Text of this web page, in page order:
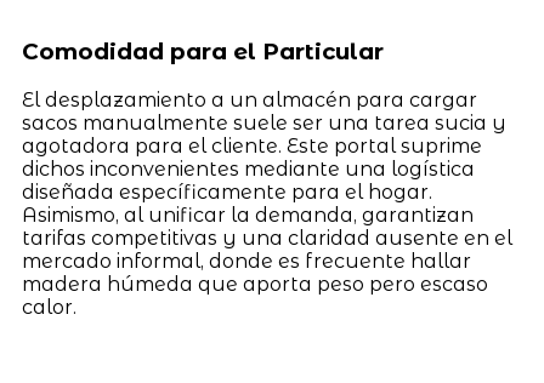
Comodidad para el Particular
El desplazamiento a un almacén para cargar
sacos manualmente suele ser una tarea sucia y
agotadora para el cliente. Este portal suprime
dichos inconvenientes mediante una logística
diseñada específicamente para el hogar.
Asimismo, al unificar la demanda, garantizan
tarifas competitivas y una claridad ausente en el
mercado informal, donde es frecuente hallar
madera húmeda que aporta peso pero escaso
calor.